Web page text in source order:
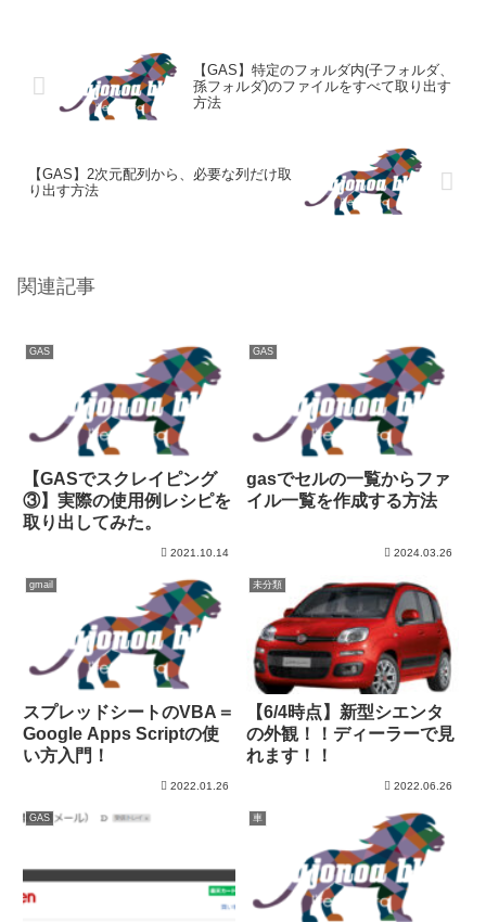
【GAS】特定のフォルダ内(子フォルダ、
孫フォルダ)のファイルをすべて取り出す
方法
【GAS】2次元配列から、必要な列だけ取
り出す方法
関連記事
GAS
【GASでスクレイピング
③】実際の使用例レシピを
取り出してみた。
2021.10.14
GAS
gasでセルの一覧からファ
イル一覧を作成する方法
2024.03.26
gmail
スプレッドシートのVBA＝
Google Apps Scriptの使
い方入門！
2022.01.26
未分類
【6/4時点】新型シエンタ
の外観！！ディーラーで見
れます！！
2022.06.26
GAS 車